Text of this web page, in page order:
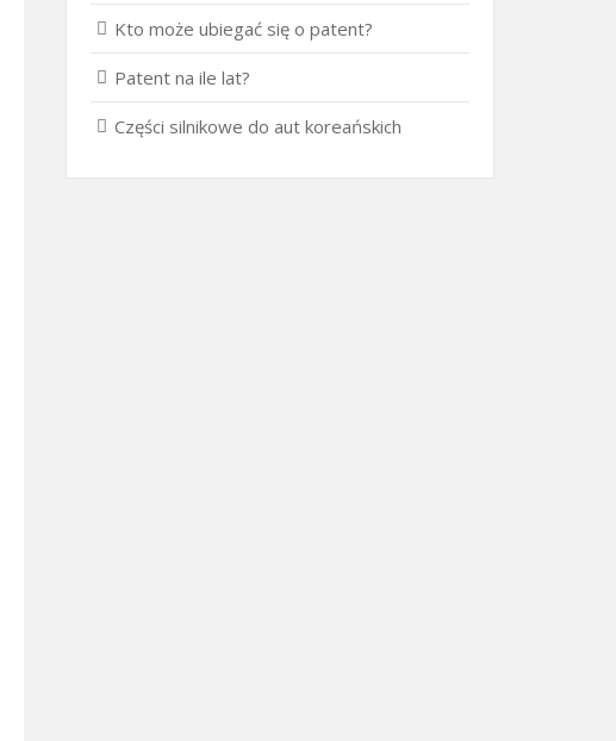
Kto może ubiegać się o patent?
Patent na ile lat?
Części silnikowe do aut koreańskich